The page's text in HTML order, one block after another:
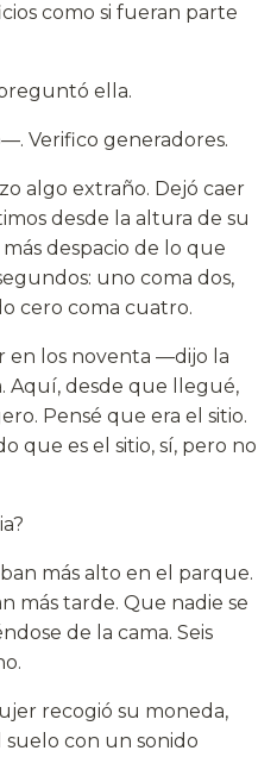
como si fueran parte
ella.
Verifico generadores.
algo extraño. Dejó caer
desde la altura de su
despacio de lo que
uno coma dos,
cero coma cuatro.
en los noventa —dijo la
Aquí, desde que llegué,
Pensé que era el sitio.
que es el sitio, sí, pero no
más alto en el parque.
más tarde. Que nadie se
de la cama. Seis
recogió su moneda,
con un sonido